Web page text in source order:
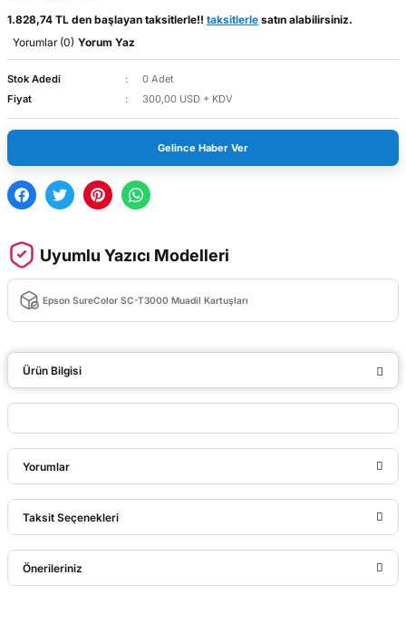
1.828,74 TL den başlayan taksitlerle!! taksitlerle satın alabilirsiniz.
Yorumlar (0) Yorum Yaz
Stok Adedi
0 Adet
Fiyat
300,00 USD + KDV
Gelince Haber Ver
Uyumlu Yazıcı Modelleri
Epson SureColor SC-T3000 Muadil Kartuşları
Ürün Bilgisi
Yorumlar
Bu ürüne ilk yorumu siz yapın!
Taksit Seçenekleri
Önerileriniz